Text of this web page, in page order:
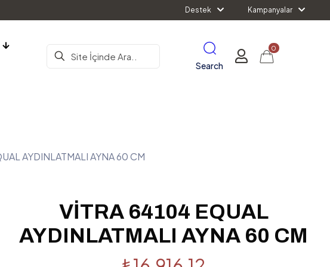
Destek Kampanyalar
Search
0
AYDINLATMALI AYNA 60 CM
VİTRA 64104 EQUAL
AYDINLATMALI AYNA 60 CM